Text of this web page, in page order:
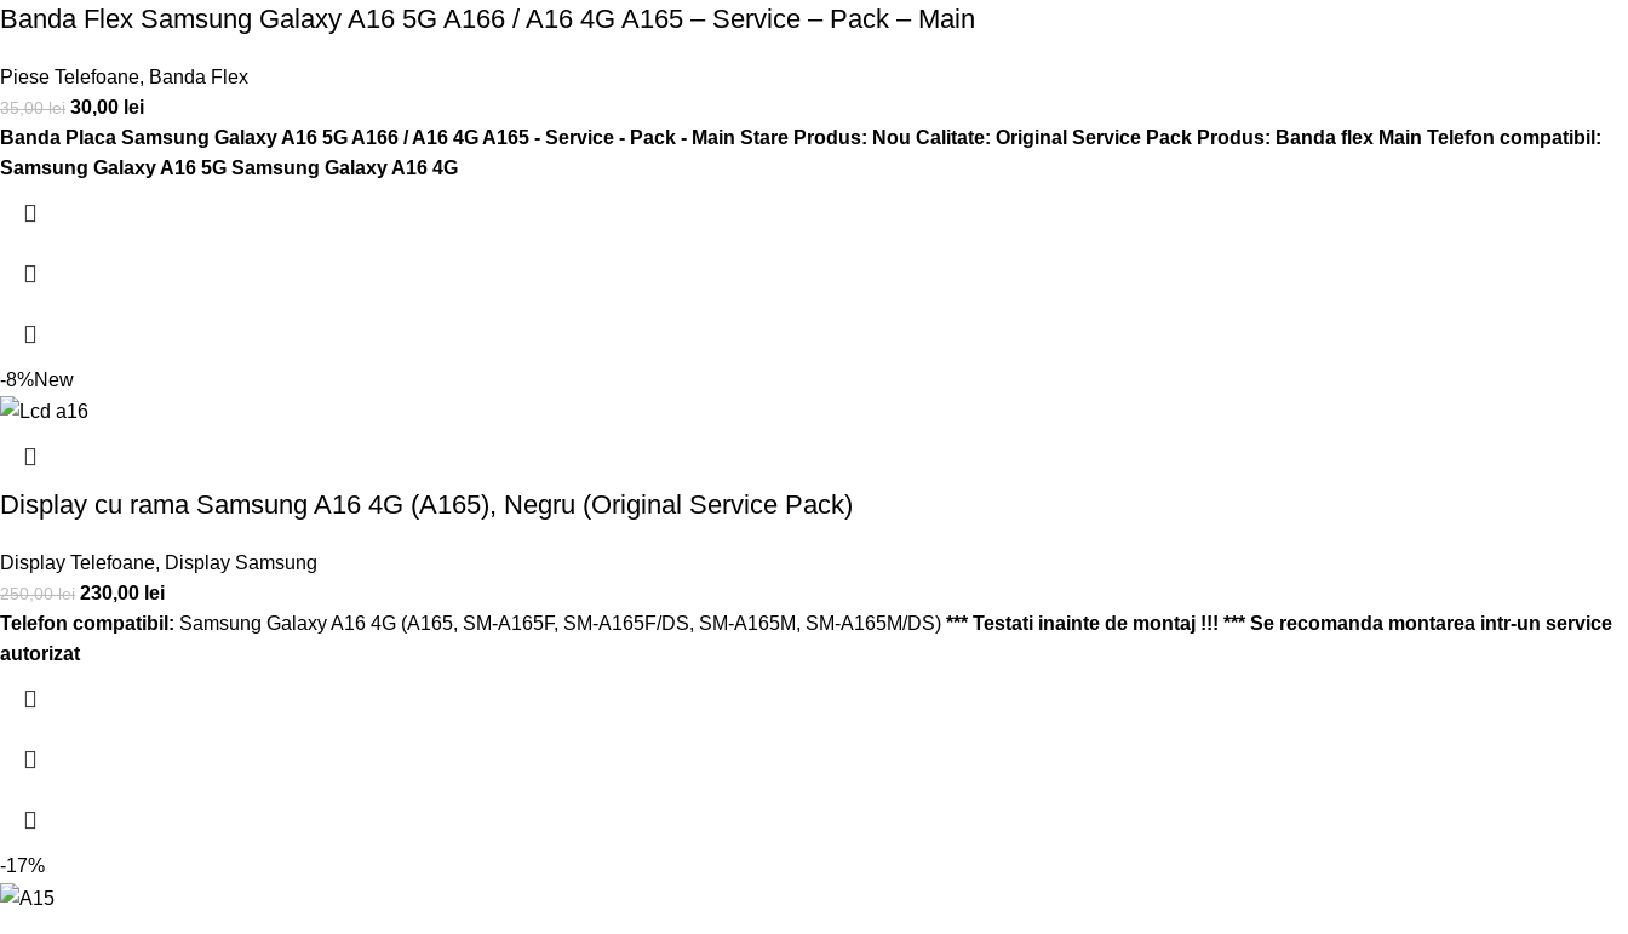
Banda Flex Samsung Galaxy A16 5G A166 / A16 4G A165 – Service – Pack – Main
Piese Telefoane, Banda Flex
35,00lei 30,00 lei
Banda Placa Samsung Galaxy A16 5G A166 / A16 4G A165 - Service - Pack - Main Stare Produs: Nou Calitate: Original Service Pack Produs: Banda flex Main Telefon compatibil:
Samsung Galaxy A16 5G Samsung Galaxy A16 4G
-8%New
Display cu rama Samsung A16 4G (A165), Negru (Original Service Pack)
Display Telefoane, Display Samsung
250,00lei 230,00 lei
Telefon compatibil: Samsung Galaxy A16 4G (A165, SM-A165F, SM-A165F/DS, SM-A165M, SM-A165M/DS) *** Testati inainte de montaj !!! *** Se recomanda montarea intr-un service
autorizat
-17%